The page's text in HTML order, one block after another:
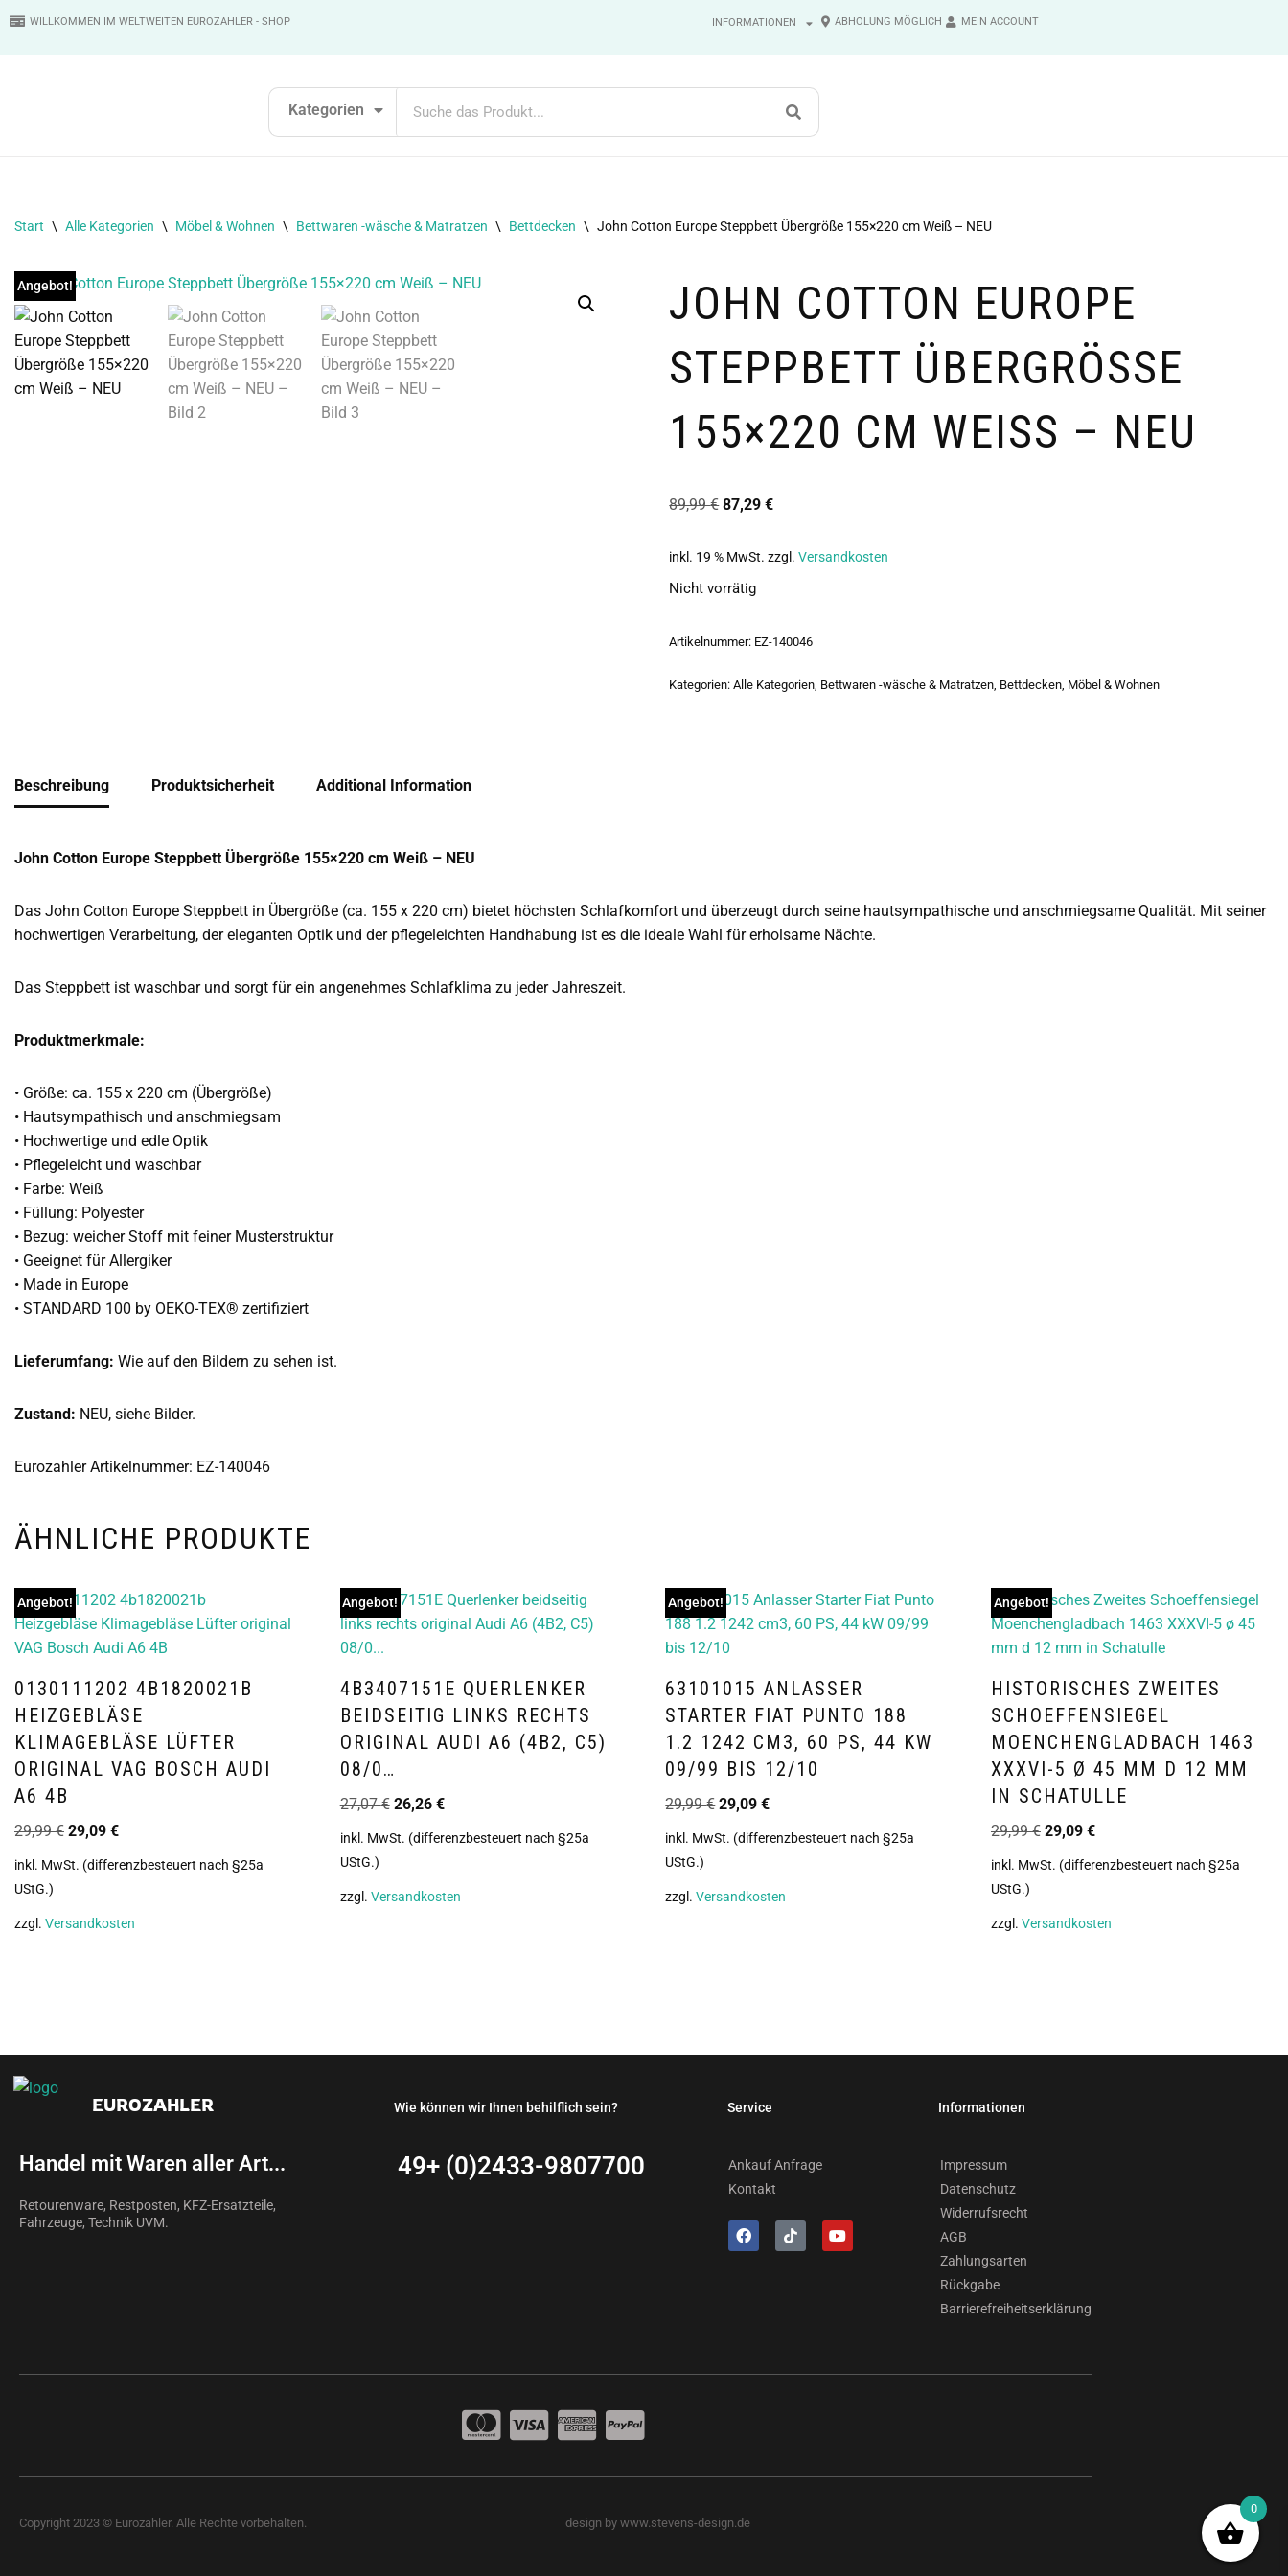
WILLKOMMEN IM WELTWEITEN EUROZAHLER - SHOP INFORMATIONEN ABHOLUNG MÖGLICH MEIN ACCOUNT
Kategorien
Start \ Alle Kategorien \ Möbel & Wohnen \ Bettwaren -wäsche & Matratzen \ Bettdecken \ John Cotton Europe Steppbett Übergröße 155×220 cm Weiß – NEU
Angebot!
JOHN COTTON EUROPE
STEPPBETT ÜBERGRÖSSE 1
55×220 CM WEISS – NEU
89,99€ 87,29€
inkl. 19 % MwSt. zzgl.Versandkosten
Nicht vorrätig
Artikelnummer: EZ-140046
Kategorien:Alle Kategorien, Bettwaren -wäsche & Matratzen, Bettdecken, Möbel & Wohnen
Beschreibung Produktsicherheit Additional Information
John Cotton Europe Steppbett Übergröße 155×220 cm Weiß – NEU
Das John Cotton Europe Steppbett in Übergröße (ca. 155 x 220 cm) bietet höchsten Schlafkomfort und überzeugt durch seine hautsympathische und anschmiegsame Qualität. Mit seiner
hochwertigen Verarbeitung, der eleganten Optik und der pflegeleichten Handhabung ist es die ideale Wahl für erholsame Nächte.
Das Steppbett ist waschbar und sorgt für ein angenehmes Schlafklima zu jeder Jahreszeit.
Produktmerkmale:
• Größe: ca. 155 x 220 cm (Übergröße)
• Hautsympathisch und anschmiegsam
• Hochwertige und edle Optik
• Pflegeleicht und waschbar
• Farbe: Weiß
• Füllung: Polyester
• Bezug: weicher Stoff mit feiner Musterstruktur
• Geeignet für Allergiker
• Made in Europe
• STANDARD 100 by OEKO-TEX® zertifiziert
Lieferumfang: Wie auf den Bildern zu sehen ist.
Zustand: NEU, siehe Bilder.
Eurozahler Artikelnummer: EZ-140046
ÄHNLICHE PRODUKTE
Angebot!
0130111202 4B1820021B
HEIZGEBLÄSE
KLIMAGEBLÄSE LÜFTER
ORIGINAL VAG BOSCH AUDI
A6 4B
29,99€ 29,09 €
inkl. MwSt. (differenzbesteuert nach §25a
UStG.)
zzgl. Versandkosten
Angebot!
4B3407151E QUERLENKER
BEIDSEITIG LINKS RECHTS
ORIGINAL AUDI A6 (4B2, C5)
08/0…
27,07€ 26,26 €
inkl. MwSt. (differenzbesteuert nach §25a
UStG.)
zzgl. Versandkosten
Angebot!
63101015 ANLASSER
STARTER FIAT PUNTO 188
1.2 1242 CM3, 60 PS, 44 KW
09/99 BIS 12/10
29,99€ 29,09€
inkl. MwSt. (differenzbesteuert nach §25a
UStG.)
zzgl.Versandkosten
Angebot!
HISTORISCHES ZWEITES
SCHOEFFENSIEGEL
MOENCHENGLADBACH 1463
XXXVI-5 Ø 45 MM D 12 MM
IN SCHATULLE
29,99€ 29,09 €
inkl. MwSt. (differenzbesteuert nach §25a
UStG.)
zzgl. Versandkosten
EUROZAHLER Wie können wir Ihnen behilflich sein? Service Informationen
Handel mit Waren aller Art...
Retourenware, Restposten, KFZ-Ersatzteile,
Fahrzeuge, Technik UVM.
49+ (0)2433-9807700
Ankauf Anfrage
Kontakt
Impressum
Datenschutz
Widerrufsrecht
AGB
Zahlungsarten
Rückgabe
Barrierefreiheitserklärung
Copyright 2023 © Eurozahler. Alle Rechte vorbehalten. design by www.stevens-design.de
0